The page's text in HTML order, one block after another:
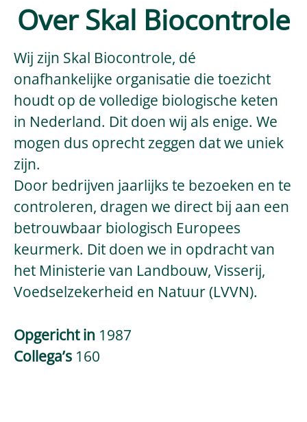
Over Skal Biocontrole
Wij zijn Skal Biocontrole, dé
onafhankelijke organisatie die toezicht
houdt op de volledige biologische keten
in Nederland. Dit doen wij als enige. We
mogen dus oprecht zeggen dat we uniek
zijn.
Door bedrijven jaarlijks te bezoeken en te
controleren, dragen we direct bij aan een
betrouwbaar biologisch Europees
keurmerk. Dit doen we in opdracht van
het Ministerie van Landbouw, Visserij,
Voedselzekerheid en Natuur (LVVN).
Opgericht in 1987
Collega’s 160